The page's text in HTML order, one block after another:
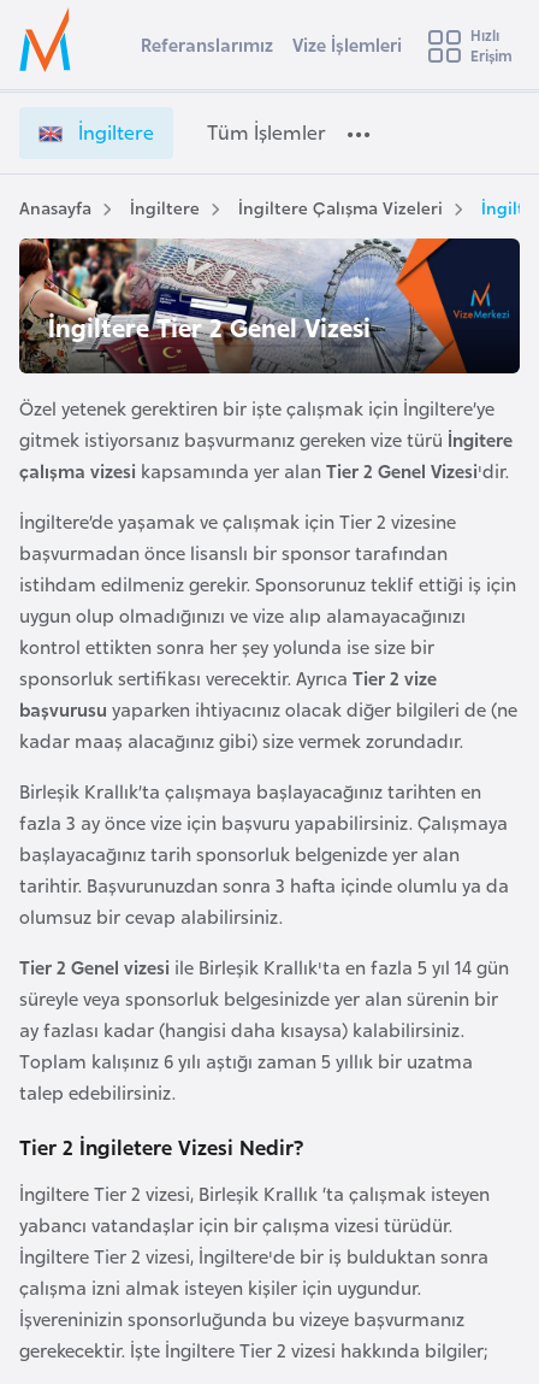
Ülke Seçimi
Başvuru yapmak istediğiniz ülkeyi seçin
Üye
Girişi
n
i
l
e
r
e
V
i
z
e
İ
ş
e
m
l
e
r
e
t
i
Referanslarımız Vize İşlemleri
Hızlı
Erişim
İngiltere Tüm İşlemler
Anasayfa İngiltere İngiltere Çalışma Vizeleri
İngiltere Tier 2 Genel Vizesi
Özel yetenek gerektiren bir işte çalışmak için İngiltere’ye
gitmek istiyorsanız başvurmanız gereken vize türü İngitere
çalışma vizesi kapsamında yer alanTier 2 Genel Vizesi'dir.
İngiltere’de yaşamak ve çalışmak için Tier 2 vizesine
başvurmadan önce lisanslı bir sponsor tarafından
istihdam edilmeniz gerekir. Sponsorunuz teklif ettiği iş için
uygun olup olmadığınızı ve vize alıp alamayacağınızı
kontrol ettikten sonra her şey yolunda ise size bir
sponsorluk sertifikası verecektir. Ayrıca Tier 2 vize
başvurusu yaparken ihtiyacınız olacak diğer bilgileri de (ne
kadar maaş alacağınız gibi) size vermek zorundadır.
Birleşik Krallık’ta çalışmaya başlayacağınız tarihten en
fazla 3 ay önce vize için başvuru yapabilirsiniz. Çalışmaya
başlayacağınız tarih sponsorluk belgenizde yer alan
tarihtir. Başvurunuzdan sonra 3 hafta içinde olumlu ya da
olumsuz bir cevap alabilirsiniz.
Tier 2 Genel vizesi ile Birleşik Krallık'ta en fazla 5 yıl 14 gün
süreyle veya sponsorluk belgesinizde yer alan sürenin bir
ay fazlası kadar (hangisi daha kısaysa) kalabilirsiniz.
Toplam kalışınız 6 yılı aştığı zaman 5 yıllık bir uzatma
talep edebilirsiniz.
Tier 2 İngiletere Vizesi Nedir?
İngiltere Tier 2 vizesi, Birleşik Krallık ‘ta çalışmak isteyen
yabancı vatandaşlar için bir çalışma vizesi türüdür.
İngiltere Tier 2 vizesi, İngiltere'de bir iş bulduktan sonra
çalışma izni almak isteyen kişiler için uygundur.
İşvereninizin sponsorluğunda bu vizeye başvurmanız
gerekecektir. İşte İngiltere Tier 2 vizesi hakkında bilgiler;
s
t
r
a
A
v
u
t
u
r
y
a
A
z
e
r
b
a
y
c
a
n
B
a
h
r
e
n
B
a
n
g
l